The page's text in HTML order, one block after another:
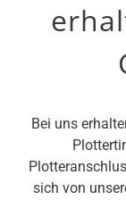
Bei uns
sich von